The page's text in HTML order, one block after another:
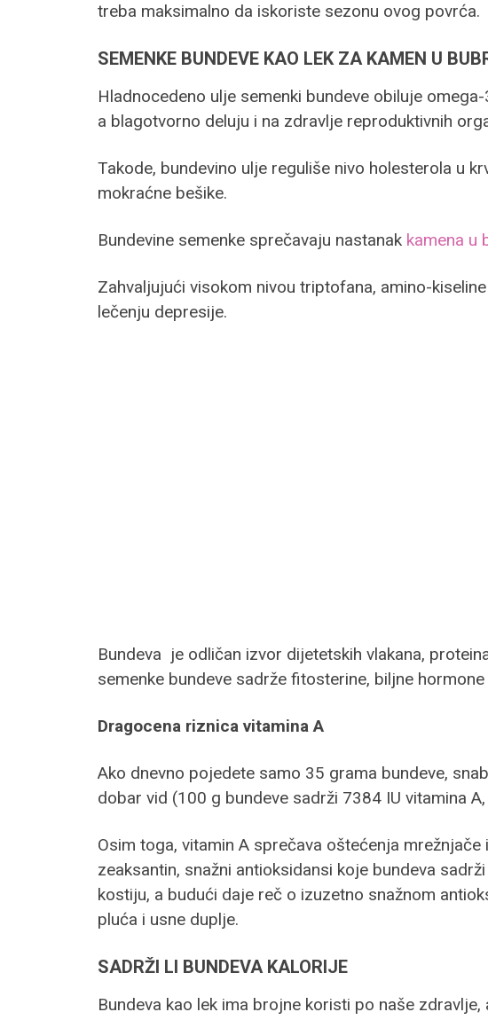
treba maksimalno da iskoriste sezonu ovog povrća.
SEMENKE BUNDEVE KAO LEK ZA KAMEN U
Hladnocedeno ulje semenki bundeve obiluje
a blagotvorno deluju i na zdravlje reproduktivnih
Takode, bundevino ulje reguliše nivo holesterola u
mokraćne bešike.
Bundevine semenke sprečavaju nastanak kamena u
Zahvaljujući visokom nivou triptofana, amino-
lečenju depresije.
Bundeva je odličan izvor dijetetskih vlakana,
semenke bundeve sadrže fitosterine, biljne
Dragocena riznica vitamina A
Ako dnevno pojedete samo 35 grama bundeve,
dobar vid (100 g bundeve sadrži 7384 IU vitamina
Osim toga, vitamin A sprečava oštećenja
zeaksantin, snažni antioksidansi koje bundeva
kostiju, a budući daje reč o izuzetno snažnom
pluća i usne duplje.
SADRŽI LI BUNDEVA KALORIJE
Bundeva kao lek ima brojne koristi po naše